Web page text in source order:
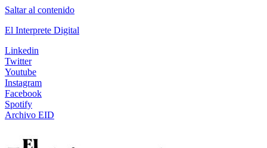
Saltar al contenido
El Interprete Digital
Linkedin
Twitter
Youtube
Instagram
Facebook
Spotify
Archivo EID